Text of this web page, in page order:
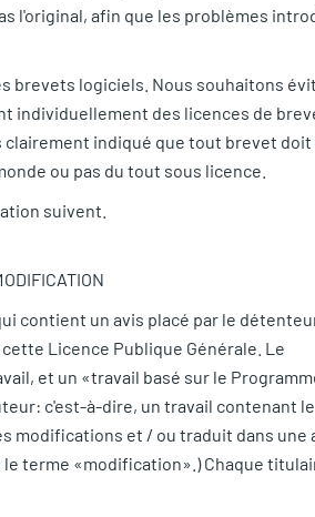
l'original, afin que les problèmes
brevets logiciels. Nous souhaitons
individuellement des licences de
clairement indiqué que tout brevet
ou pas du tout sous licence.
suivent.
contient un avis placé par le
Licence Publique Générale. Le
et un «travail basé sur le
c'est-à-dire, un travail contenant le
modifications et / ou traduit dans une
terme «modification».) Chaque